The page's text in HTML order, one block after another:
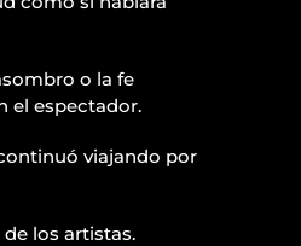
o la fe
el espectador.
viajando por
los artistas.